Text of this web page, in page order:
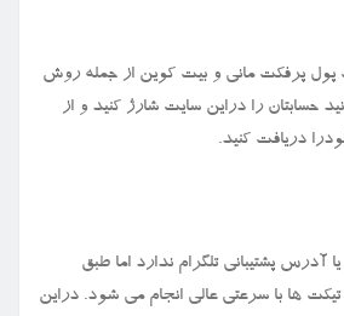
پول پرفکت مانی و بیت کوین از جمله روش‌
حسابتان را دراین سایت شارژ کنید و از
دریافت کنید.
آدرس پشتیبانی تلگرام ندارد اما طبق
تیکت‌ ها با سرعتی عالی انجام می‌ شود. دراین